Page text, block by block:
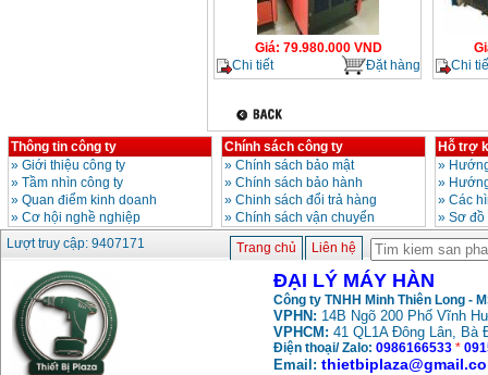
Giá: 79.980.000 VND
Chi tiết
Đặt hàng
Chi
Thông tin công ty
» Giới thiệu công ty
» Tầm nhìn công ty
» Quan điểm kinh doanh
» Cơ hội nghề nghiệp
Chính sách công ty
» Chính sách bảo mật
» Chính sách bảo hành
» Chinh sách đổi trả hàng
» Chính sách vận chuyển
Hỗ trợ
»
»
» Các
» Sơ
Lượt truy cập: 9407171
Trang chủ Liên hệ
ĐẠI LÝ MÁY HÀN
Công ty TNHH Minh Thiên Long -
VPHN: 14B Ngõ 200 Phố Vĩnh
VPHCM: 41 QL1A Đông Lân, Bà
Điện thoại/ Zalo: 0986166533 *
Email: